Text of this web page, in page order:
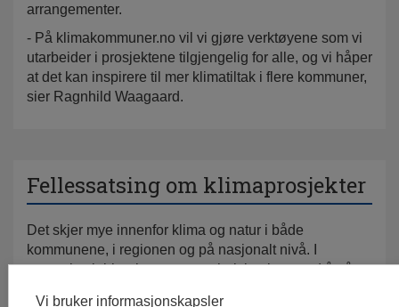
arrangementer.
- På klimakommuner.no vil vi gjøre verktøyene som vi
utarbeider i prosjektene tilgjengelig for alle, og vi håper
at det kan inspirere til mer klimatiltak i flere kommuner,
sier Ragnhild Waagaard.
Fellessatsing om klimaprosjekter
Det skjer mye innenfor klima og natur i både
kommunene, i regionen og på nasjonalt nivå. I
nettverket jobber kommunene helt konkret med å nå
Vi bruker informasjonskapsler